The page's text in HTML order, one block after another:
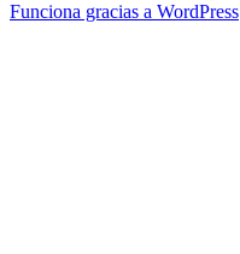
Funciona gracias a WordPress